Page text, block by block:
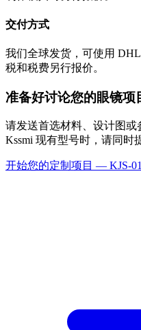
交付方式
我们全球发货，可使用
税和税费另行报价。
准备好讨论您的眼镜项
请发送首选材料、设计图
Kssmi 现有型号时，请同时
开始您的定制项目 — KJS-